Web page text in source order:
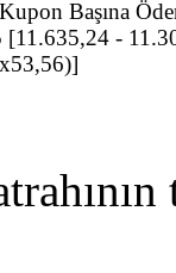
Başına
[11.635,24 -